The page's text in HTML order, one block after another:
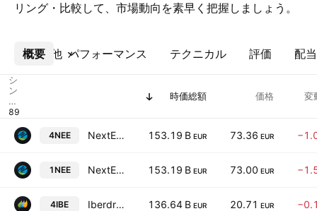
リング・比較して、市場動向を素早く把握しましょう。
概要 パフォーマンス テクニカル 評価 配当
その他
シ
ン
ボ
ル
時価総額 価格 変
4NEE NextEra Energy, Inc. 153.19 B EUR 73.36 EUR
1NEE NextEra Energy, Inc. 153.19 B EUR 73.00 EUR
4IBE Iberdrola SA 136.64 B EUR 20.71 EUR